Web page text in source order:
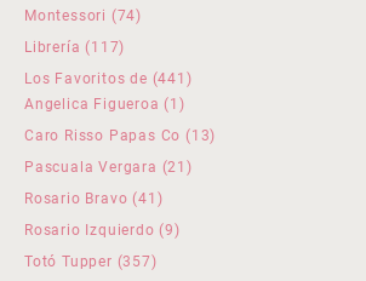
productos
Montessori 7474
Librería 117117
productos
Los Favoritos de 441 441
Angelica Figueroa 1 1
producto
Caro Risso Papas Co 1313
Pascuala Vergara 21 21
Rosario Bravo 41 41
productos
Rosario Izquierdo 99
Totó Tupper 357357